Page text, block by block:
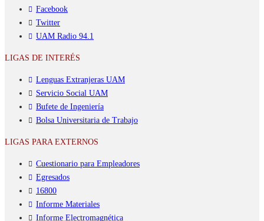
Facebook
Twitter
UAM Radio 94.1
LIGAS DE INTERÉS
Lenguas Extranjeras UAM
Servicio Social UAM
Bufete de Ingeniería
Bolsa Universitaria de Trabajo
LIGAS PARA EXTERNOS
Cuestionario para Empleadores
Egresados
16800
Informe Materiales
Informe Electromagnética